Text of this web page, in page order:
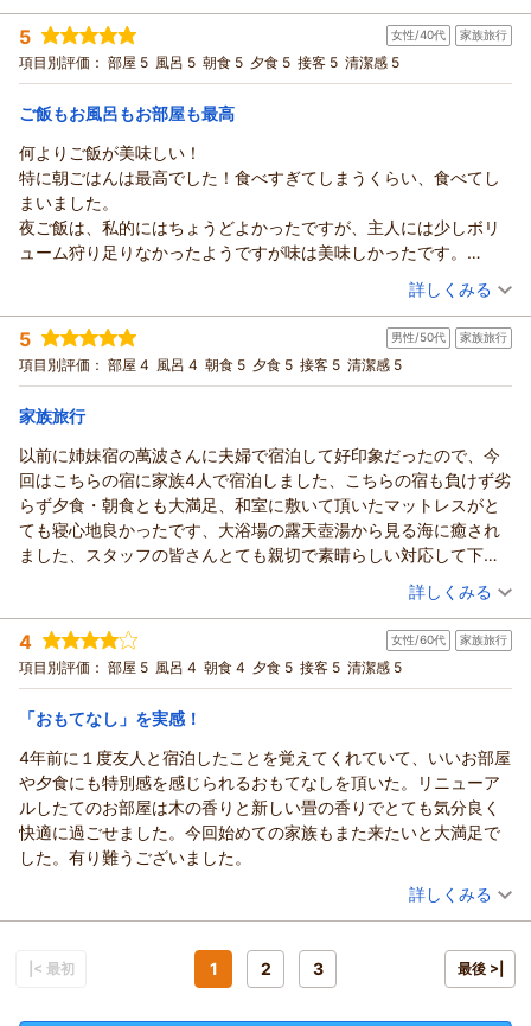
たお客様ならではの貴重なお声に感謝申し上げます。
次回はぜひ、また違ったお部屋からの景色や雰囲気もお楽しみ
くださいませ。
えぼし様ご夫婦のまたのお帰りを、心よりお待ちしておりま
漁火の宿シーサイド観潮スタッフ一同
（返信日：2026/05/22）
温かいお言葉を頂戴し、心より御礼申し上げます。
一方で、大浴場のウォーターサーバーにつきましては、ご不便
とご心配をおかけし申し訳ございませんでした。ご指摘いただ
きました通り、ご入浴後の水分補給は大切であり、いただいた
お声を真摯に受け止め、今後の設備・サービス改善の参考とさ
また、ウェルカムドリンクにつきましても、率直なご意見をあ
りがとうございます。館内構造上、5階と6階の移動でご足労を
おかけしましたこと、心苦しく感じております。ドリンクの提
供方法につきましても、「到着後にほっと一息ついていただ
く」という本来の目的により近づけられるよう、いただいたお
広さの面でご期待に添えず申し訳ございません。当館の温泉は
和歌浦の景観とともにゆったりお過ごしいただくことを大切に
しておりますが、いただいたご感想は今後の施設運営に活かし
てまいります。
言葉を頂戴できましたこと、心より感謝申し上げます。
これからも、皆さまにより快適にお過ごしいただける宿を目指
し、改善と工夫を重ねてまいります。貴重なお時間の中、ご意
見をお寄せいただき誠にありがとうございました。
また機会がございましたら、季節ごとに表情を変える和歌の浦
の景色をお楽しみいただければ幸いでございます。
（返信日：2026/05/06）
投稿者： kenさん(男性/60代)
宿泊プラン： 【舟盛り付きコース】雑賀崎漁港から仕入れた新鮮お刺身を姿
造りで♪海の幸満喫プラン＜個室食事処＞
和洋室 朝・夕
宿泊価格帯： 30,001円以上(大人一人あたり/税込)
ken様
この度は、漁火の宿シーサイド観潮へご宿泊いただき、誠にあ
りがとうございました。
海沿いならではのロケーションや、お部屋の雰囲気をお気に召
していただけたご様子、大変嬉しく拝読いたしました。「どこ
の場所からでも絶景」とのお言葉まで頂戴し、和歌の浦の海景
色を楽しんでいただけたことを何より嬉しく感じております。
また、お部屋の改装につきましても「おしゃれな感じ」とお褒
めいただきありがとうございます。快適にお過ごしいただける
空間づくりを目指しておりますので、そのように感じていただ
けたことは大きな励みでございます。
便をおかけいたしました。建物の構造上、どうしても高低差が
ある箇所がございますが、特にご年配のお客様にも安心してお
過ごしいただけるよう、案内表示やご説明方法の改善に努めて
まいります。
貴重なお声をお寄せいただき、心より感謝申し上げます。
ぜひまた季節を変えて、夕景や旬の海の幸もお楽しみいただけ
同心よりお待ちしております。
漁火の宿シーサイド観潮
（返信日：2026/05/06）
5 女性/40代 家族旅行
項目別評価： 部屋 5 風呂 5 朝食 5 夕食 5 接客 5 清潔感 5
ご飯もお風呂もお部屋も最高
何よりご飯が美味しい！
特に朝ごはんは最高でした！食べすぎてしまうくらい、食べてし
まいました。
夜ご飯は、私的にはちょうどよかったですが、主人には少しボリ
ューム狩り足りなかったようですが味は美味しかったです。
スタッフの方も親切で、館内も綺麗でとても快適に過ごせまし
また季節を変えて行きたいです。
ありがとうございました。
（投稿日：2026/04/27）
宿泊時期： 2026年04月宿泊 (家族旅行)
投稿者： しろまるさん
宿泊プラン： 【薪火料理スタート記念】＜第１弾＞1室最大12,000円OFF！
基本プランを一番お得に♪
和室 朝・夕
宿泊価格帯：
紀州温泉 ありがとうの湯 漁火の宿 シーサイド観潮からの返信
しろまる様
この度は、漁火の宿シーサイド観潮へご宿泊いただき、また心
温まるご感想をお寄せいただき誠にありがとうございます。
またオール５点満点の投稿は、私たちのおおきな励みになりま
感謝申し上げます。
「何よりご飯が美味しい」とのお言葉、そして特に朝食をお気
に召していただけたご様子を大変嬉しく拝読いたしました。つ
いつい食べ過ぎてしまうほどとのお声は、料理スタッフにとっ
て何よりの励みでございます。
います。ご主人様には少しボリュームが物足りなく感じられた
とのこと、貴重なお声として今後の献立づくりの参考にさせて
いただきます。当館では、季節ごとの旬の海の幸を活かしなが
ら、皆さまにご満足いただけるお料理をご提供できるよう努め
ております。
また、スタッフの対応や館内の清潔感についてもお褒めいただ
ぜひ次回は季節を変えて、和歌の浦の景色や旬のお料理の違い
もお楽しみくださいませ。夕景や海の表情も季節ごとに趣が変
詳しくみる
5 男性/50代 家族旅行
項目別評価： 部屋 4 風呂 4 朝食 5 夕食 5 接客 5 清潔感 5
家族旅行
以前に姉妹宿の萬波さんに夫婦で宿泊して好印象だったので、今
回はこちらの宿に家族4人で宿泊しました、こちらの宿も負けず劣
らず夕食・朝食とも大満足、和室に敷いて頂いたマットレスがと
ても寝心地良かったです、大浴場の露天壺湯から見る海に癒され
ました、スタッフの皆さんとても親切で素晴らしい対応して下さ
いました、お世話になりました、また利用しますね。（投稿日：2026/04/25）
宿泊時期： 2026年04月宿泊 (家族旅行)
投稿者： はっぴーたーんさん
宿泊プラン： 【じゃらんスペシャルウィーク】1泊2食付きベストレート｜期
間限定の特別割引プラン
和室 朝・夕 朝/個室利用 夕/個室利用
宿泊価格帯： 17,001～18,000円(大人一人あたり/税込)
紀州温泉 ありがとうの湯 漁火の宿 シーサイド観潮からの返信
はっぴーたーん様
このたびはご家族皆様で、漁火の宿シーサイド観潮へご宿泊い
ただき、誠にありがとうございました。以前に姉妹宿の萬波を
ご利用いただき、良い印象をお持ちいただいたうえで、今回は
当館にも足をお運びくださいましたこと、心より御礼申し上げ
ます。
変光栄に存じます。ご夕食・ご朝食ともにご満足いただけたと
のこと、料理長をはじめ調理スタッフにとりまして何より嬉し
詳しくみる
4 女性/60代 家族旅行
項目別評価： 部屋 5 風呂 4 朝食 4 夕食 5 接客 5 清潔感 5
「おもてなし」を実感！
4年前に１度友人と宿泊したことを覚えてくれていて、いいお部屋
や夕食にも特別感を感じられるおもてなしを頂いた。リニューア
ルしたてのお部屋は木の香りと新しい畳の香りでとても気分良く
快適に過ごせました。今回始めての家族もまた来たいと大満足で
した。有り難うございました。
（投稿日：2026/04/24）
宿泊時期： 2026年04月宿泊 (家族旅行)
宿泊プラン：
【じゃらんスペシャルウィーク】1泊2食付きベストレート｜期
和室 朝・夕 朝/個室利用 夕/個室利用
詳しくみる
|< 最初 1 2 3 最後 >|